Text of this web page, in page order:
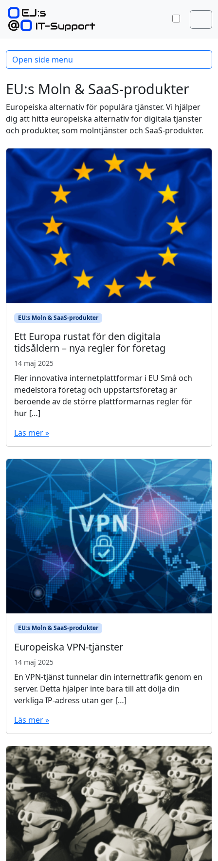
Skip to content
Skip to footer
EU:s Moln & SaaS-produkter
Europeiska alternativ för populära tjänster. Vi hjälper
dig att hitta europeiska alternativ för digitala tjänster
och produkter, som molntjänster och SaaS-produkter.
EU:s Moln & SaaS-produkter
Ett Europa rustat för den digitala
tidsåldern – nya regler för företag
14 maj 2025
Fler innovativa internetplattformar i EU Små och
medelstora företag och uppstartsföretag är
beroende av de större plattformarnas regler för
hur […]
Läs mer »
EU:s Moln & SaaS-produkter
Europeiska VPN-tjänster
14 maj 2025
En VPN-tjänst tunnelar din internettrafik genom en
server. Detta hjälper inte bara till att dölja din
verkliga IP-adress utan ger […]
Läs mer »
Open side menu